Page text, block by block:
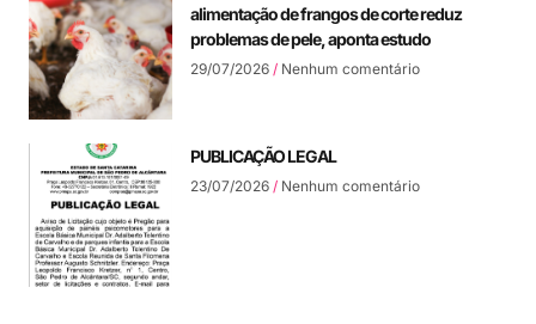
alimentação de frangos de corte reduz
problemas de pele, aponta estudo
29/07/2026 Nenhum comentário
PUBLICAÇÃO LEGAL
23/07/2026 Nenhum comentário